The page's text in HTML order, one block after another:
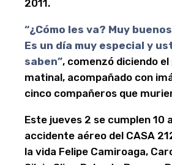
2011.
“¿Cómo les va? Muy
Es un día muy especial y
saben”, comenzó diciendo
matinal, acompañado con
cinco compañeros que
Este jueves 2 se cumplen 10
accidente aéreo del CASA
la vida Felipe Camiroaga,